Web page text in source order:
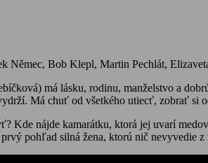
Němec, Bob Klepl, Martin Pechlát,
má lásku, rodinu, manželstvo a
Má chuť od všetkého utiecť, zobrať si
Kde nájde kamarátku, ktorá jej uvarí
pohľad silná žena, ktorú nič nevyvedie